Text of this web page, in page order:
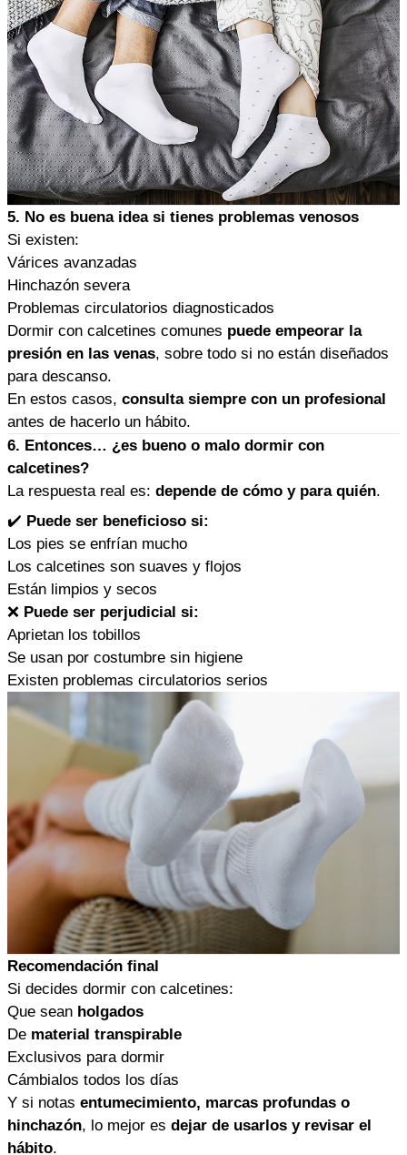
5. No es buena idea si tienes problemas venosos
Si existen:
Várices avanzadas
Hinchazón severa
Problemas circulatorios diagnosticados
Dormir con calcetines comunes puede empeorar la
presión en las venas, sobre todo si no están diseñados
para descanso.
En estos casos, consulta siempre con un profesional
antes de hacerlo un hábito.
6. Entonces… ¿es bueno o malo dormir con
calcetines?
La respuesta real es: depende de cómo y para quién.
✔️ Puede ser beneficioso si:
Los pies se enfrían mucho
Los calcetines son suaves y flojos
Están limpios y secos
❌ Puede ser perjudicial si:
Aprietan los tobillos
Se usan por costumbre sin higiene
Existen problemas circulatorios serios
Recomendación final
Si decides dormir con calcetines:
Que sean holgados
De material transpirable
Exclusivos para dormir
Cámbialos todos los días
Y si notas entumecimiento, marcas profundas o
hinchazón, lo mejor es dejar de usarlos y revisar el
hábito.